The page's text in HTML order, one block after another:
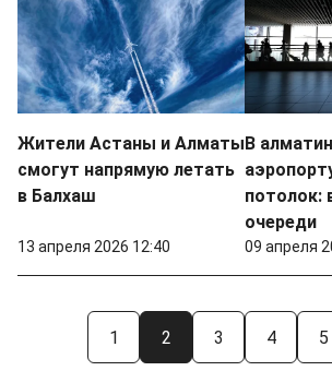
Жители Астаны и Алматы
смогут напрямую летать
в Балхаш
13 апреля 2026 12:40
В
потолок:
очереди
09 апреля
1 2 3 4 5